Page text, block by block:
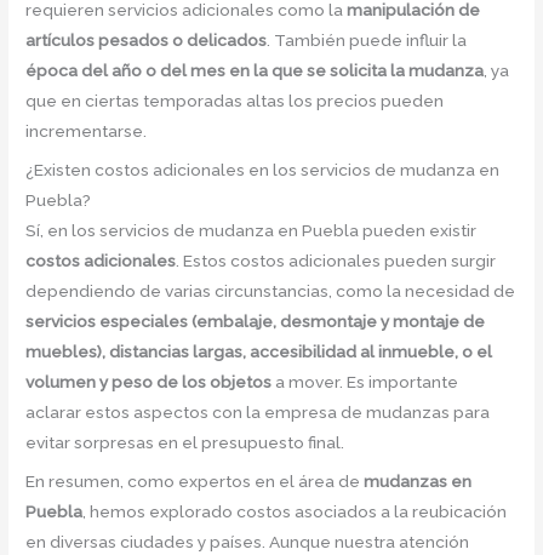
requieren servicios adicionales como lamanipulación de
artículos pesados o delicados . También puede influir la
época del año o del mes en la que se solicita la mudanza , ya
que en ciertas temporadas altas los precios pueden
incrementarse.
¿Existen costos adicionales en los servicios de mudanza en
Puebla?
Sí, en los servicios de mudanza en Puebla pueden existir
costos adicionales . Estos costos adicionales pueden surgir
dependiendo de varias circunstancias, como la necesidad de
servicios especiales (embalaje, desmontaje y montaje de
muebles), distancias largas, accesibilidad al inmueble, o el
volumen y peso de los objetos a mover. Es importante
aclarar estos aspectos con la empresa de mudanzas para
evitar sorpresas en el presupuesto final.
En resumen, como expertos en el área demudanzas en
Puebla , hemos explorado costos asociados a la reubicación
en diversas ciudades y países. Aunque nuestra atención